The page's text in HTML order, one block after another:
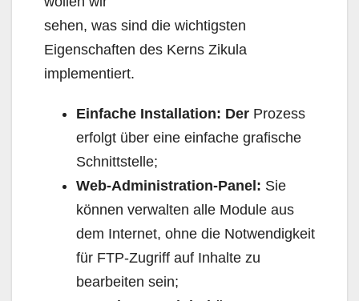
sehen, was sind die wichtigsten
Eigenschaften des Kerns Zikula
implementiert.
Einfache Installation: Der Prozess
erfolgt über eine einfache grafische
Schnittstelle;
Web-Administration-Panel: Sie
können verwalten alle Module aus
dem Internet, ohne die Notwendigkeit
für FTP-Zugriff auf Inhalte zu
bearbeiten sein;